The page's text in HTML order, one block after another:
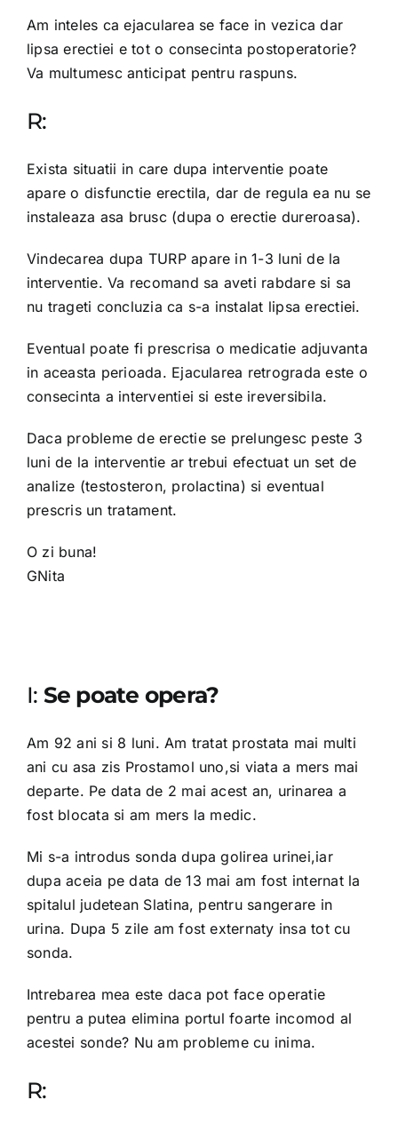
Am inteles ca ejacularea se face in vezica dar
lipsa erectiei e tot o consecinta postoperatorie?
Va multumesc anticipat pentru raspuns.
R:
Exista situatii in care dupa interventie poate
apare o disfunctie erectila, dar de regula ea nu se
instaleaza asa brusc (dupa o erectie dureroasa).
Vindecarea dupa TURP apare in 1-3 luni de la
interventie. Va recomand sa aveti rabdare si sa
nu trageti concluzia ca s-a instalat lipsa erectiei.
Eventual poate fi prescrisa o medicatie adjuvanta
in aceasta perioada. Ejacularea retrograda este o
consecinta a interventiei si este ireversibila.
Daca probleme de erectie se prelungesc peste 3
luni de la interventie ar trebui efectuat un set de
analize (testosteron, prolactina) si eventual
prescris un tratament.
O zi buna!
GNita
I: Se poate opera?
Am 92 ani si 8 luni. Am tratat prostata mai multi
ani cu asa zis Prostamol uno,si viata a mers mai
departe. Pe data de 2 mai acest an, urinarea a
fost blocata si am mers la medic.
Mi s-a introdus sonda dupa golirea urinei,iar
dupa aceia pe data de 13 mai am fost internat la
spitalul judetean Slatina, pentru sangerare in
urina. Dupa 5 zile am fost externaty insa tot cu
sonda.
Intrebarea mea este daca pot face operatie
pentru a putea elimina portul foarte incomod al
acestei sonde? Nu am probleme cu inima.
R: